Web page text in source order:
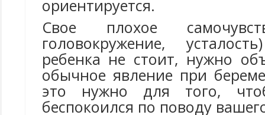
ориентируется.
Свое плохое
головокружение,
ребенка не стоит, нужно
обычное явление при
это нужно для того,
беспокоился по поводу